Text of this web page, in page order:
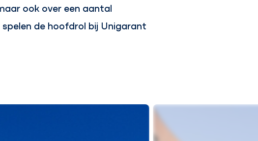
ook over een aantal
de hoofdrol bij Unigarant